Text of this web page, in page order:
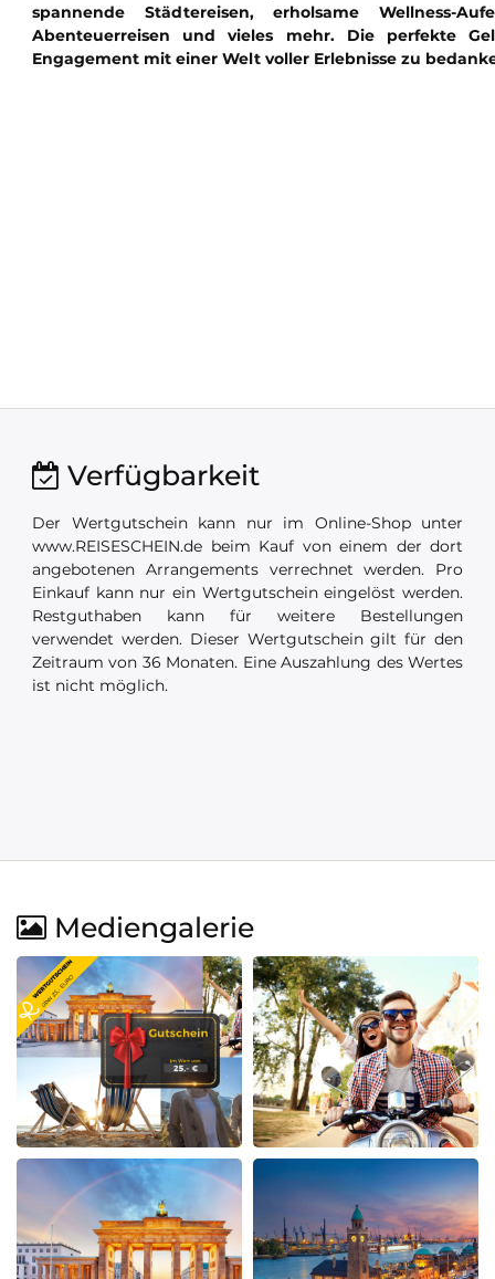
spannende Städtereisen, erholsame Wellness-
Abenteuerreisen und vieles mehr. Die perfekte
Engagement mit einer Welt voller Erlebnisse zu
Verfügbarkeit
Der Wertgutschein kann nur im Online-Shop unter
www.REISESCHEIN.de beim Kauf von einem der dort
angebotenen Arrangements verrechnet werden. Pro
Einkauf kann nur ein Wertgutschein eingelöst werden.
Restguthaben kann für weitere Bestellungen
verwendet werden. Dieser Wertgutschein gilt für den
Zeitraum von 36 Monaten. Eine Auszahlung des Wertes
ist nicht möglich.
Mediengalerie